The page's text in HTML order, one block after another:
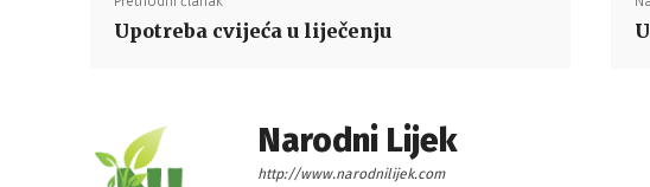
Upotreba cvijeća u liječenju
Narodni Lijek
http://www.narodnilijek.com